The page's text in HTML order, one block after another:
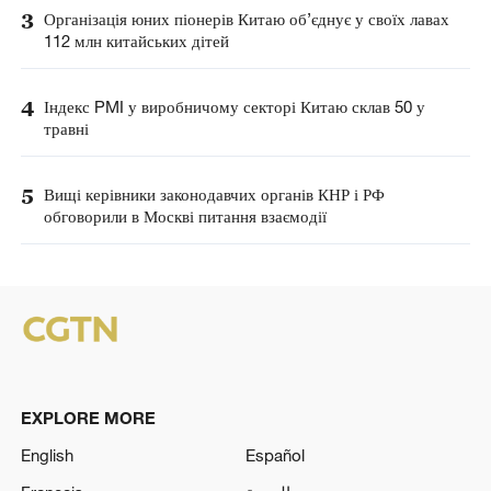
3 Організація юних піонерів Китаю об’єднує у своїх лавах
112 млн китайських дітей
4 Індекс PMI у виробничому секторі Китаю склав 50 у
травні
5 Вищі керівники законодавчих органів КНР і РФ
обговорили в Москві питання взаємодії
EXPLORE MORE
English
Español